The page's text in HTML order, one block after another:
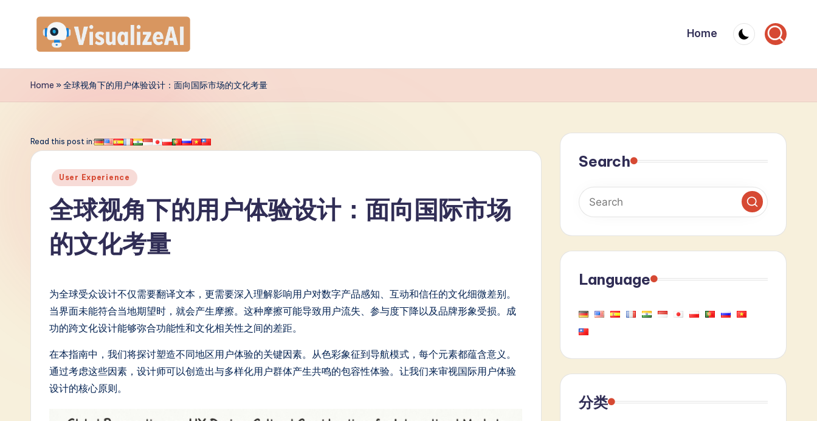
contentV
is
a
m
Home
Home »全球视角下的用户体验设计：面向国际市场的文化考量
Read this post in:
Posted
User Experience
全球视角下的用户体验设计：面向国际市场
的文化考量
为全球受众设计不仅需要翻译文本，更需要深入理解影响用户对数字产品感知、互动和信任的文化细微差别。
当界面未能符合当地期望时，就会产生摩擦。这种摩擦可能导致用户流失、参与度下降以及品牌形象受损。成
功的跨文化设计能够弥合功能性和文化相关性之间的差距。
在本指南中，我们将探讨塑造不同地区用户体验的关键因素。从色彩象征到导航模式，每个元素都蕴含意义。
通过考虑这些因素，设计师可以创造出与多样化用户群体产生共鸣的包容性体验。让我们来审视国际用户体验
设计的核心原则。
Search
Language
分类